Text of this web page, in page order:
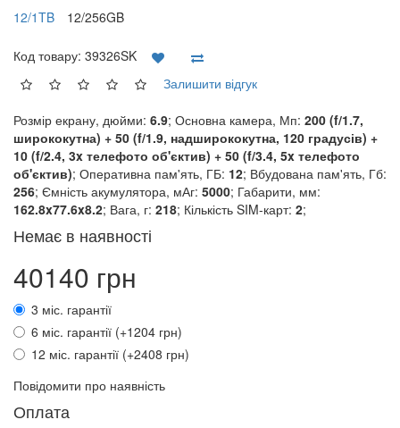
12/1TB 12/256GB
Код товару: 39326SK
Залишити відгук
Розмір екрану, дюйми: 6.9; Основна камера, Мп: 200 (f/1.7,
ширококутна) + 50 (f/1.9, надширококутна, 120 градусів) +
10 (f/2.4, 3x телефото об'єктив) + 50 (f/3.4, 5x телефото
об'єктив); Оперативна пам'ять, ГБ: 12; Вбудована пам'ять, Гб:
256; Ємність акумулятора, мАг: 5000; Габарити, мм:
162.8x77.6x8.2; Вага, г: 218; Кількість SIM-карт: 2;
Немає в наявності
40140 грн
3 міс. гарантії
6 міс. гарантії (+1204 грн)
12 міс. гарантії (+2408 грн)
Повідомити про наявність
Оплата